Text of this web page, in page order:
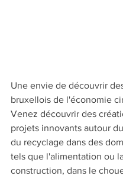
Une envie de découvrir
bruxellois de l'économie
Venez découvrir des
projets innovants autour
du recyclage dans des
tels que l'alimentation ou
construction, dans le